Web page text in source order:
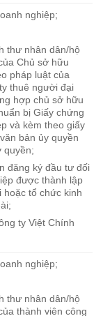
nghiệp;
thư nhân dân/hộ
Chủ sở hữu
pháp luật của
thuê người đại
hợp chủ sở hữu
bị Giấy chứng
và kèm theo giấy
bản ủy quyền
quyền;
đăng ký đầu tư đối
được thành lập
tổ chức kinh
ty Việt Chính
nghiệp;
thư nhân dân/hộ
thành viên công